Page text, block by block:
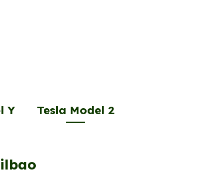
Y Tesla Model 2